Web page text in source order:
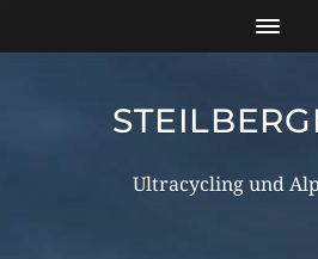
Ultracycling und